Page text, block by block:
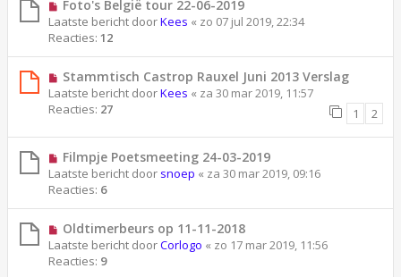
Foto's België tour 22-06-2019
Laatste bericht doorKees « zo 07 jul 2019, 22:34
Reacties: 12
Stammtisch Castrop Rauxel Juni 2013 Verslag
Laatste bericht doorKees « za 30 mar 2019, 11:57
Reacties: 27 1 2
Filmpje Poetsmeeting 24-03-2019
Laatste bericht door snoep « za 30 mar 2019, 09:16
Reacties: 6
Oldtimerbeurs op 11-11-2018
Laatste bericht doorCorlogo « zo 17 mar 2019, 11:56
Reacties: 9